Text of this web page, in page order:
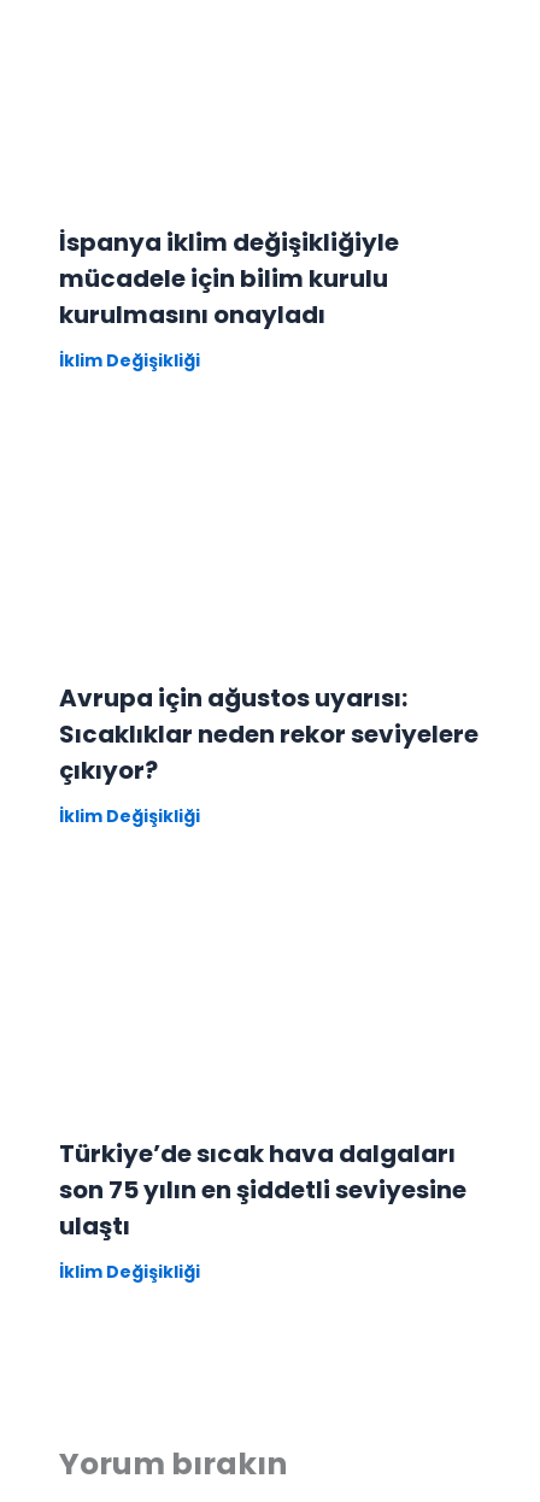
İspanya iklim değişikliğiyle
mücadele için bilim kurulu
kurulmasını onayladı
İklim Değişikliği
Avrupa için ağustos uyarısı:
Sıcaklıklar neden rekor seviyelere
çıkıyor?
İklim Değişikliği
Türkiye’de sıcak hava dalgaları
son 75 yılın en şiddetli seviyesine
ulaştı
İklim Değişikliği
Yorum bırakın